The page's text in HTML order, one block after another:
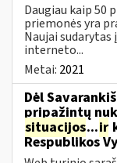
Daugiau kaip 50
priemonės yra
Naujai sudarytas
interneto...
Metai: 2021
Dėl
pripažintų
situacijos...ir
Respublikos